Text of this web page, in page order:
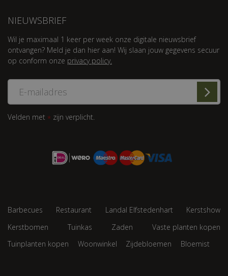
NIEUWSBRIEF
Wil je maximaal 1 keer per week onze digitale nieuwsbrief
ontvangen? Meld je dan hier aan! Wij slaan jouw gegevens secuur
op conform onze privacy policy.
Velden met * zijn verplicht.
Barbecues Restaurant Landal Elfstedenhart
Kerstshow
Kerstbomen
Tuinkas Zaden
Vaste planten kopen
Tuinplanten kopen
Woonwinkel Zijdebloemen Bloemist